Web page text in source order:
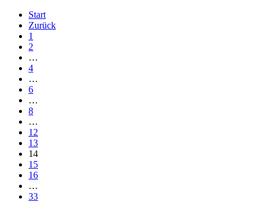
Start
Zurück
1
2
…
4
…
6
…
8
…
12
13
14
15
16
…
33